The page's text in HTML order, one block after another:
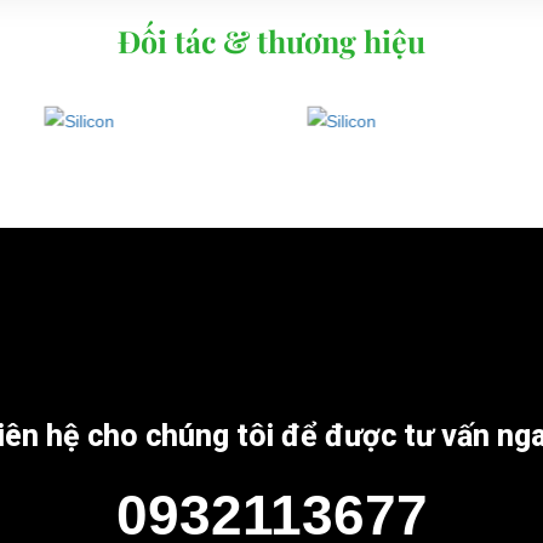
Đối tác & thương hiệu
hệ cho chúng tôi để được tư vấn
0932113677